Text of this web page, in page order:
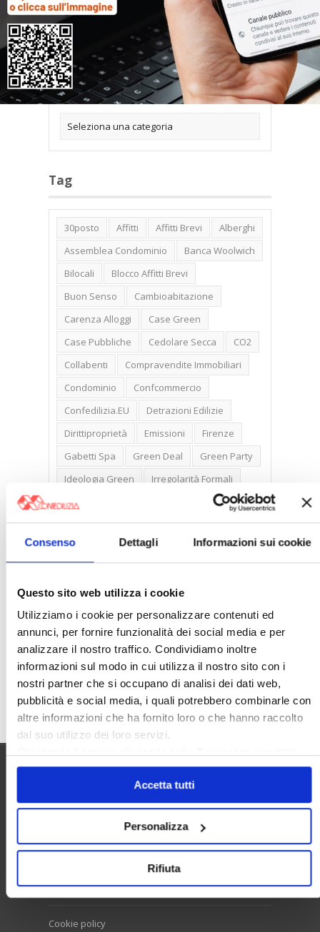
Consenso Dettagli Informazioni sui cookie
Questo sito web utilizza i cookie
Utilizziamo i cookie per personalizzare contenuti ed
annunci, per fornire funzionalità dei social media e per
analizzare il nostro traffico. Condividiamo inoltre
informazioni sul modo in cui utilizza il nostro sito con i
nostri partner che si occupano di analisi dei dati web,
pubblicità e social media, i quali potrebbero combinarle con
altre informazioni che ha fornito loro o che hanno raccolto
dal suo utilizzo dei loro servizi.
solo i cookie necessari.
Accetta tutti
Personalizza
Rifiuta
Categorie
Tag
30posto Affitti Affitti Brevi
Alberghi
Assemblea Condominio
Banca Woolwich
Bilocali
Blocco Affitti Brevi
Buon Senso
Cambioabitazione
Carenza Alloggi
Case Green
Case Pubbliche
Cedolare Secca
CO2
Collabenti
Compravendite Immobiliari
Condominio
Confcommercio
Confedilizia.EU
Detrazioni Edilizie
Dirittiproprietà
Emissioni
Firenze
Gabetti Spa
Green Deal
Green Party
Ideologia Green
Irregolarità Formali
Libero Mercato
New York
Nudaproprietà
Prezzi Case
Prima Casa
Proprietari Casa
Ruderi
Sicurezza
Sommerso
Sunia
Trasferimenti
Treviso
Valore Case
Cerca
Cookie policy